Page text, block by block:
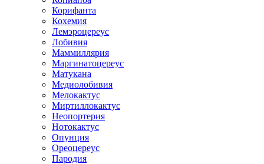
Корифанта
Кохемия
Лемэроцереус
Лобивия
Маммиллярия
Маргинатоцереус
Матукана
Медиолобивия
Мелокактус
Миртиллокактус
Неопортерия
Нотокактус
Опунция
Ореоцереус
Пародия